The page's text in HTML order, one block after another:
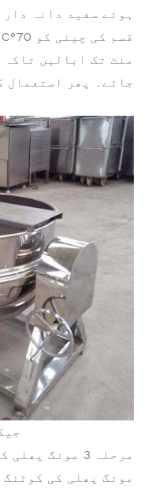
ہوئے سفید دانہ
منٹ تک ابالیں
جائے۔ پھر استعمال
مرحلہ 3 مونگ پھلی کی کوٹنگ
مونگ پھلی کی